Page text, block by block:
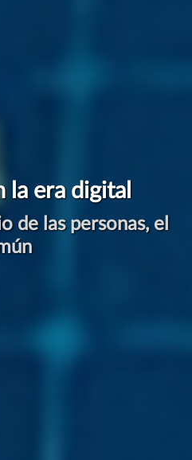
la era digital
de las personas, el